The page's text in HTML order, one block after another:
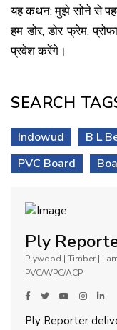
यह कथन: मुझे सोने से
हम डोर, डोर फ्रेम,
प्रवेश करेंगे।
SEARCH
Indowud B L
PVC Board
Ply
Plywood | Timber |
PVC/WPC/ACP
Ply Reporter